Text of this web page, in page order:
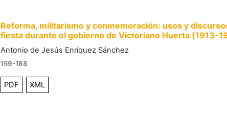
Reforma, militarismo y conmemoración: usos y
fiesta durante el gobierno de Victoriano Huerta (1913-
Antonio de Jesús Enríquez Sánchez
159-188
PDF XML